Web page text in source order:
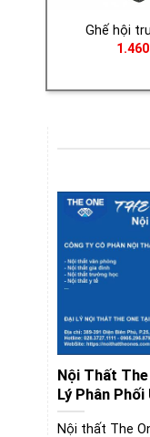
Ghế hội
Nội Thất
Lý Phân
Nội thất The